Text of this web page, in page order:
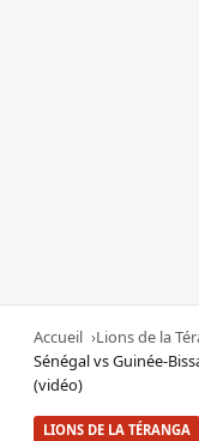
Accueil
Lions de la
Sénégal vs Guinée-
(vidéo)
LIONS DE LA TÉRANGA